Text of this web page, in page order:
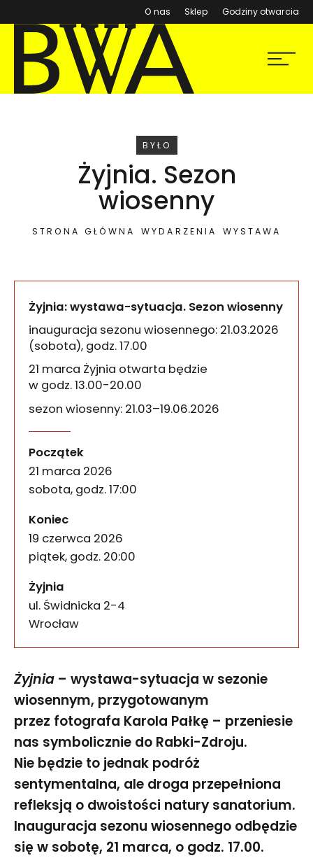
O nas Sklep (otwiera się w nowym
Godziny otwarcia
BWA Wrocław
Galerie Sztuki Współczesnej
Menu
WYDARZENIE
BYŁO
Żyjnia. Sezon
wiosenny
STRONA GŁÓWNA WYDARZENIA WYSTAWA
Żyjnia:wystawa-sytuacja. Sezon wiosenny
inauguracja sezonu wiosennego: 21.03.2026
(sobota), godz. 17.00
21 marca Żyjnia otwarta będzie
w godz. 13.00-20.00
sezon wiosenny: 21.03–19.06.2026
Żyjnia – wystawa-sytuacja w sezonie
Początek
21 marca 2026
sobota, godz. 17:00
Koniec
19 czerwca 2026
piątek, godz. 20:00
Żyjnia
ul. Świdnicka 2-4
50-067
Wrocław
Żyjnia – wystawa-sytuacja w sezonie
wiosennym, przygotowanym
przez fotografa Karola Pałkę – przeniesie
nas symbolicznie do Rabki-Zdroju.
Nie będzie to jednak podróż
sentymentalna, ale droga przepełniona
refleksją o dwoistości natury sanatorium.
Inauguracja sezonu wiosennego odbędzie
się w sobotę, 21 marca, o godz. 17.00.